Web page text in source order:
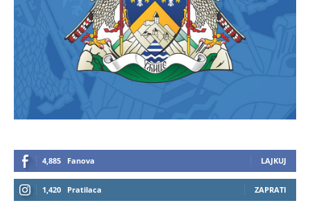
4,885 Fanova LAJKUJ
1,420 Pratilaca ZAPRATI